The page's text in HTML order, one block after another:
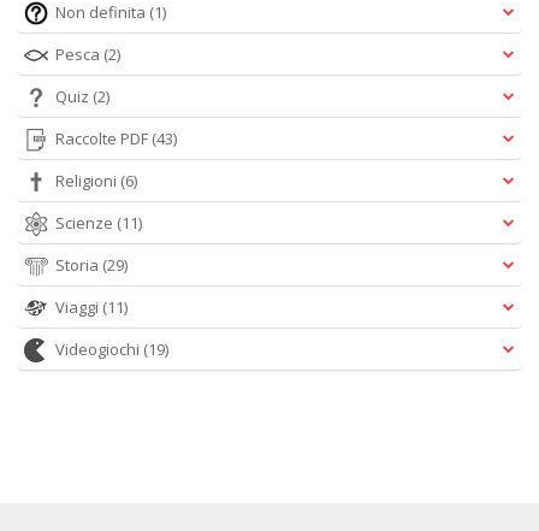
Non definita (1)
Pesca (2)
Quiz (2)
Raccolte PDF (43)
Religioni (6)
Scienze (11)
Storia (29)
Viaggi (11)
Videogiochi (19)